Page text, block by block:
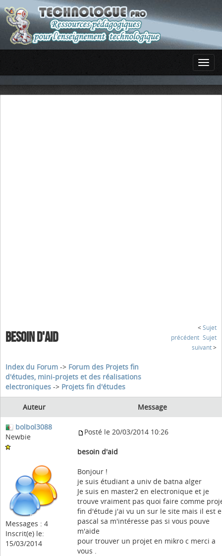
BESOIN D'AID
< Sujet
précédent Sujet
suivant >
Index du Forum -> Forum des Projets fin
d'études, mini-projets et des réalisations
electroniques -> Projets fin d'études
Auteur Message
bolbol3088
Newbie
Messages : 4
Inscrit(e) le:
15/03/2014
Posté le 20/03/2014 10:26
besoin d'aid
Bonjour !
je suis étudiant a univ de batna alger
Je suis en master2 en electronique et je
trouve vraiment pas quoi faire comme
fin d'étude j'ai vu un sur le site mais il est
pascal sa m'intéresse pas si vous pouve
m'aide
pour trouver un projet en mikro c merci a
vous .